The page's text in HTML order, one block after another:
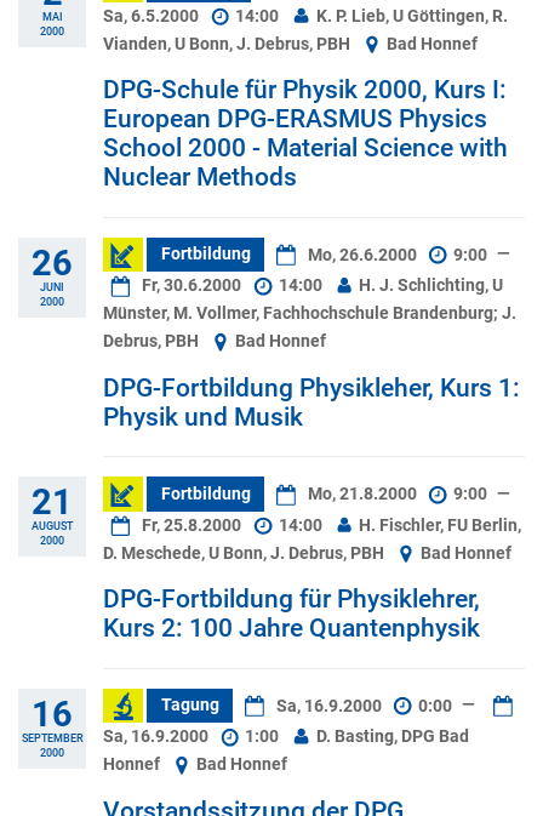
MAI
2000
Sa, 6.5.2000 14:00
K. P. Lieb, U Göttingen, R.
Vianden, U Bonn, J. Debrus, PBH
Bad Honnef
DPG-Schule für Physik 2000, Kurs I:
European DPG-ERASMUS Physics
School 2000 - Material Science with
Nuclear Methods
26
JUNI
2000
Fortbildung Mo, 26.6.2000 9:00 —
Fr, 30.6.2000
14:00
H. J. Schlichting, U
Münster, M. Vollmer, Fachhochschule Brandenburg; J.
Debrus, PBH
Bad Honnef
DPG-Fortbildung Physikleher, Kurs 1:
Physik und Musik
21
AUGUST
2000
Fortbildung Mo, 21.8.2000 9:00 —
Fr, 25.8.2000
14:00
H. Fischler, FU Berlin,
D. Meschede, U Bonn, J. Debrus, PBH
Bad Honnef
DPG-Fortbildung für Physiklehrer,
Kurs 2: 100 Jahre Quantenphysik
16
SEPTEMBER
2000
Tagung Sa, 16.9.2000 0:00 —
Sa, 16.9.2000
1:00
D. Basting, DPG Bad
Honnef
Bad Honnef